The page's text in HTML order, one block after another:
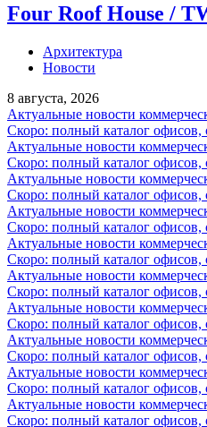
Four Roof House /
Архитектура
Новости
8 августа, 2026
Актуальные новости
Скоро: полный каталог
Актуальные новости
Скоро: полный каталог
Актуальные новости
Скоро: полный каталог
Актуальные новости
Скоро: полный каталог
Актуальные новости
Скоро: полный каталог
Актуальные новости
Скоро: полный каталог
Актуальные новости
Скоро: полный каталог
Актуальные новости
Скоро: полный каталог
Актуальные новости
Скоро: полный каталог
Актуальные новости
Скоро: полный каталог